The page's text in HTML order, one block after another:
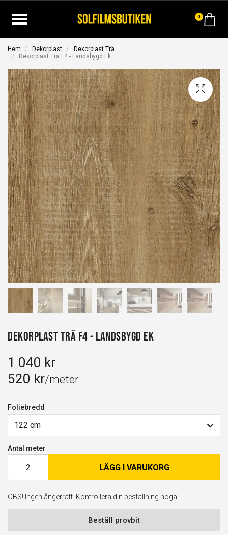
0
Hem Dekorplast
Dekorplast Trä
Dekorplast Trä F4 - Landsbygd Ek
Dekorplast Trä F4 - Landsbygd Ek
1 040 kr
520 kr/meter
Foliebredd
122 cm
Antal meter
LÄGG I VARUKORG
OBS! Ingen ångerrätt. Kontrollera din beställning noga.
Beställ provbit